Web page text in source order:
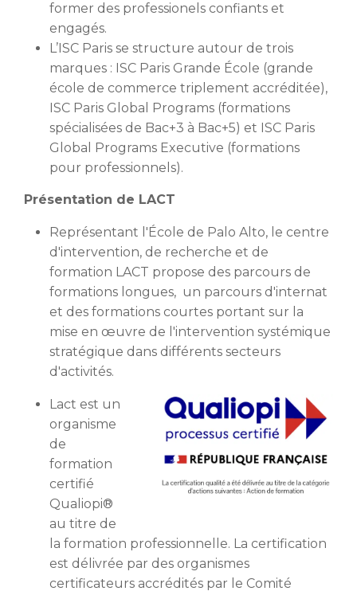
former des professionels confiants et
engagés.
L’ISC Paris se structure autour de trois
marques : ISC Paris Grande École (grande
école de commerce triplement accréditée),
ISC Paris Global Programs (formations
spécialisées de Bac+3 à Bac+5) et ISC Paris
Global Programs Executive (formations
pour professionnels).
Présentation de LACT
Représentant l'École de Palo Alto, le centre
d'intervention, de recherche et de
formation LACT propose des parcours de
formations longues, un parcours d'internat
et des formations courtes portant sur la
mise en œuvre de l'intervention systémique
stratégique dans différents secteurs
d'activités.
Lact est un
organisme
de
formation
certifié
Qualiopi®
au titre de
la formation professionnelle. La certification
est délivrée par des organismes
certificateurs accrédités par le Comité